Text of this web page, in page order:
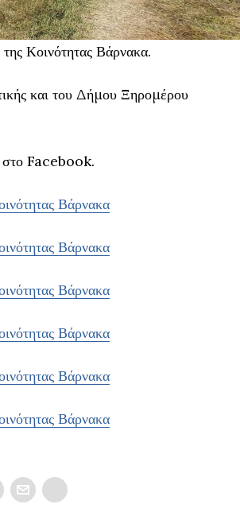
Κοινότητας Βάρνακα.
και του Δήμου Ξηρομέρου
στο Facebook.